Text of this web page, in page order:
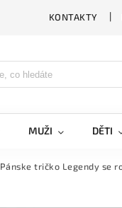
KONTAKTY
MUŽI DĚTI
Pánske tričko Legendy se